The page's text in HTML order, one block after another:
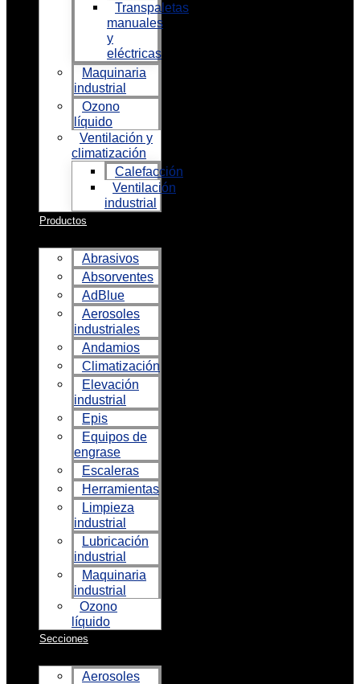
Transpaletas
manuales
y
eléctricas
Maquinaria
industrial
Ozono
líquido
Ventilación y
climatización
Calefacción
Ventilación
industrial
Productos
Abrasivos
Absorventes
AdBlue
Aerosoles
industriales
Andamios
Climatización
Elevación
industrial
Epis
Equipos de
engrase
Escaleras
Herramientas
Limpieza
industrial
Lubricación
industrial
Maquinaria
industrial
Ozono
líquido
Secciones
Aerosoles